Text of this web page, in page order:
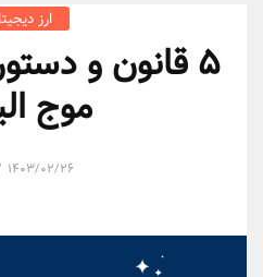
ارز
5 قانون و
موج
1403/02/26